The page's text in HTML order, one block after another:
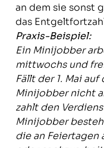
an dem sie sonst
das
Praxis-Beispiel:
Ein Minijobber
mittwochs und
Fällt der 1. Mai
Minijobber nicht
zahlt den
Minijobber
die an Feiertagen